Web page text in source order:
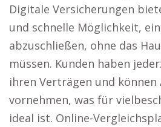
Digitale Versicherungen
und schnelle Möglichkeit,
abzuschließen, ohne das
müssen. Kunden haben
ihren Verträgen und können
vornehmen, was für
ideal ist. Online-